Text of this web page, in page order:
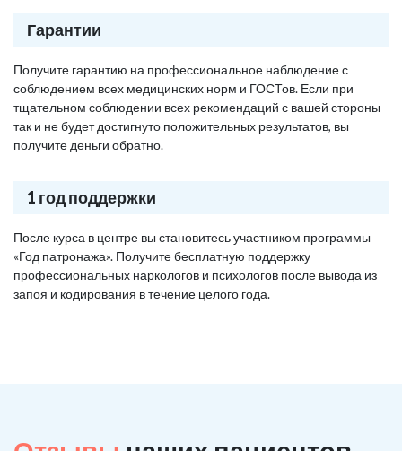
Гарантии
Получите гарантию на профессиональное наблюдение с
соблюдением всех медицинских норм и ГОСТов. Если при
тщательном соблюдении всех рекомендаций с вашей стороны
так и не будет достигнуто положительных результатов, вы
получите деньги обратно.
1 год поддержки
После курса в центре вы становитесь участником программы
«Год патронажа». Получите бесплатную поддержку
профессиональных наркологов и психологов после вывода из
запоя и кодирования в течение целого года.